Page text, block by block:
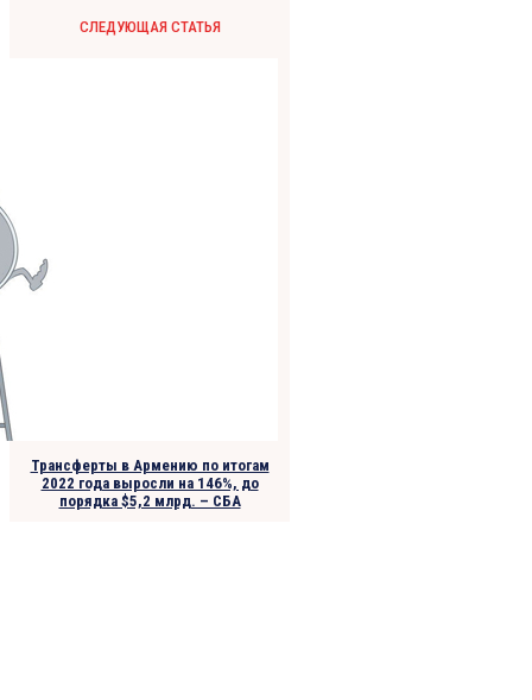
СЛЕДУЮЩАЯ СТАТЬЯ
Трансферты в Армению по итогам
2022 года выросли на 146%, до
порядка $5,2 млрд. – СБА